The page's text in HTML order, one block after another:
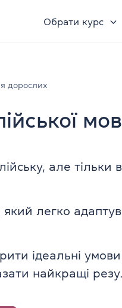
Обрати курс
дорослих
але тільки
легко
ідеальні
найкращі